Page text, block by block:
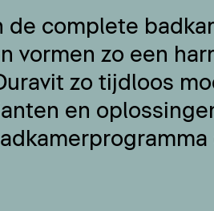
de complete
vormen zo een
zo tijdloos
en